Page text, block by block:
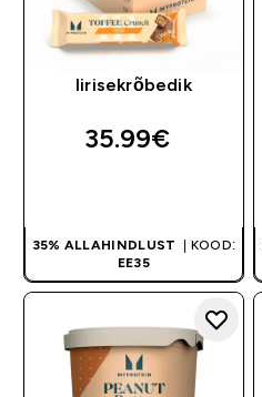
Iirisekrõbedik
35.99€‎
35% ALLAHINDLUST
| KOOD:
EE35